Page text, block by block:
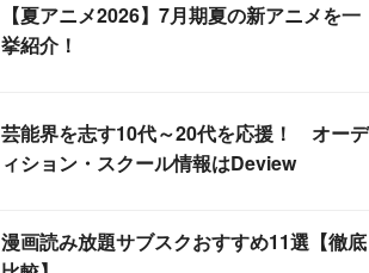
【夏アニメ2026】7月期夏の新アニメを一
挙紹介！
芸能界を志す10代～20代を応援！ オーデ
ィション・スクール情報はDeview
漫画読み放題サブスクおすすめ11選【徹底